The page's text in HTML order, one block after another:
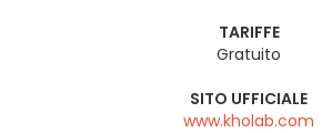
TARIFFE
Gratuito
SITO UFFICIALE
www.kholab.com